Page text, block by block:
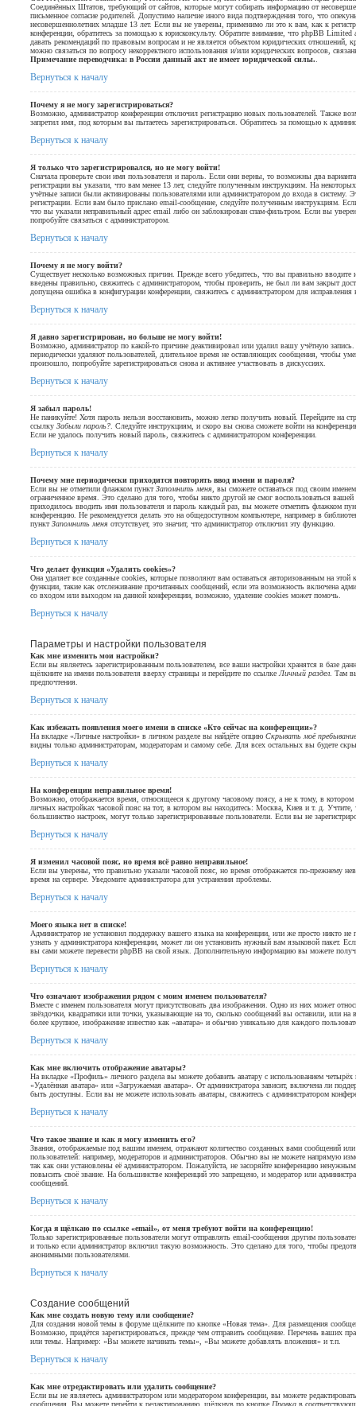
Соединённых Штатов, требующий от сайтов, которые могут собирать информацию от
письменное согласие родителей. Допустимо наличие иного вида подтверждения того, что
несовершеннолетних младше 13 лет. Если вы не уверены, применимо ли это к вам, как к
конференции, обратитесь за помощью к юрисконсульту. Обратите внимание, что phpBB Limited
давать рекомендаций по правовым вопросам и не является объектом юридических отношений,
можно связаться по вопросу некорректного использования и/или юридических вопросов,
Примечание переводчика: в России данный акт не имеет юридической силы..
Вернуться к началу
Почему я не могу зарегистрироваться?
Возможно, администратор конференции отключил регистрацию новых пользователей. Также
запретил имя, под которым вы пытаетесь зарегистрироваться. Обратитесь за помощью к
Вернуться к началу
Я только что зарегистрировался, но не могу войти!
Сначала проверьте свои имя пользователя и пароль. Если они верны, то возможны два
регистрации вы указали, что вам менее 13 лет, следуйте полученным инструкциям. На
учётные записи были активированы пользователями или администратором до входа в систему.
регистрации. Если вам было прислано email-сообщение, следуйте полученным инструкциям.
что вы указали неправильный адрес email либо он заблокирован спам-фильтром. Если вы
попробуйте связаться с администратором.
Вернуться к началу
Почему я не могу войти?
Существует несколько возможных причин. Прежде всего убедитесь, что вы правильно вводите
введены правильно, свяжитесь с администратором, чтобы проверить, не был ли вам закрыт
допущена ошибка в конфигурации конференции, свяжитесь с администратором для исправления
Вернуться к началу
Я давно зарегистрирован, но больше не могу войти!
Возможно, администратор по какой-то причине деактивировал или удалил вашу учётную
периодически удаляют пользователей, длительное время не оставляющих сообщения, чтобы
произошло, попробуйте зарегистрироваться снова и активнее участвовать в дискуссиях.
Вернуться к началу
Я забыл пароль!
Не паникуйте! Хотя пароль нельзя восстановить, можно легко получить новый. Перейдите на
ссылку Забыли пароль?. Следуйте инструкциям, и скоро вы снова сможете войти на
Если не удалось получить новый пароль, свяжитесь с администратором конференции.
Вернуться к началу
Почему мне периодически приходится повторять ввод имени и пароля?
Если вы не отметили флажком пунктЗапомнить меня, вы сможете оставаться под своим
ограниченное время. Это сделано для того, чтобы никто другой не смог воспользоваться
приходилось вводить имя пользователя и пароль каждый раз, вы можете отметить флажком
конференцию. Не рекомендуется делать это на общедоступном компьютере, например в
пунктЗапомнить меня отсутствует, это значит, что администратор отключил эту функцию.
Вернуться к началу
Что делает функция «Удалить cookies»?
Она удаляет все созданные cookies, которые позволяют вам оставаться авторизованным на
функции, такие как отслеживание прочитанных сообщений, если эта возможность включена
со входом или выходом на данной конференции, возможно, удаление cookies может помочь.
Вернуться к началу
Параметры и настройки пользователя
Как мне изменить мои настройки?
Если вы являетесь зарегистрированным пользователем, все ваши настройки хранятся в базе
щёлкните на имени пользователя вверху страницы и перейдите по ссылкеЛичный раздел. Там
предпочтения.
Вернуться к началу
Как избежать появления моего имени в списке «Кто сейчас на конференции»?
На вкладке «Личные настройки» в личном разделе вы найдёте опцию Скрывать моё
видны только администраторам, модераторам и самому себе. Для всех остальных вы будете
Вернуться к началу
На конференции неправильное время!
Возможно, отображается время, относящееся к другому часовому поясу, а не к тому, в
личных настройках часовой пояс на тот, в котором вы находитесь: Москва, Киев и т. д. Учтите,
большинство настроек, могут только зарегистрированные пользователи. Если вы не
Вернуться к началу
Я изменил часовой пояс, но время всё равно неправильное!
Если вы уверены, что правильно указали часовой пояс, но время отображается по-прежнему
время на сервере. Уведомите администратора для устранения проблемы.
Вернуться к началу
Моего языка нет в списке!
Администратор не установил поддержку вашего языка на конференции, или же просто никто
узнать у администратора конференции, может ли он установить нужный вам языковой пакет.
вы сами можете перевести phpBB на свой язык. Дополнительную информацию вы можете
Вернуться к началу
Что означают изображения рядом с моим именем пользователя?
Вместе с именем пользователя могут присутствовать два изображения. Одно из них может
звёздочки, квадратики или точки, указывающие на то, сколько сообщений вы оставили, или на
более крупное, изображение известно как «аватара» и обычно уникально для каждого
Вернуться к началу
Как мне включить отображение аватары?
На вкладке «Профиль» личного раздела вы можете добавить аватару с использованием четырёх
«Удалённая аватара» или «Загружаемая аватара». От администратора зависит, включена ли
быть доступны. Если вы не можете использовать аватары, свяжитесь с администратором
Вернуться к началу
Что такое звание и как я могу изменить его?
Звания, отображаемые под вашим именем, отражают количество созданных вами сообщений
пользователей: например, модераторов и администраторов. Обычно вы не можете напрямую
так как они установлены её администратором. Пожалуйста, не засоряйте конференцию
повысить своё звание. На большинстве конференций это запрещено, и модератор или
сообщений.
Вернуться к началу
Когда я щёлкаю по ссылке «email», от меня требуют войти на конференцию!
Только зарегистрированные пользователи могут отправлять email-сообщения другим
и только если администратор включил такую возможность. Это сделано для того, чтобы
анонимными пользователями.
Вернуться к началу
Создание сообщений
Как мне создать новую тему или сообщение?
Для создания новой темы в форуме щёлкните по кнопке «Новая тема». Для размещения
Возможно, придётся зарегистрироваться, прежде чем отправить сообщение. Перечень ваших
или темы. Например: «Вы можете начинать темы», «Вы можете добавлять вложения» и т.п.
Вернуться к началу
Как мне отредактировать или удалить сообщение?
Если вы не являетесь администратором или модератором конференции, вы можете